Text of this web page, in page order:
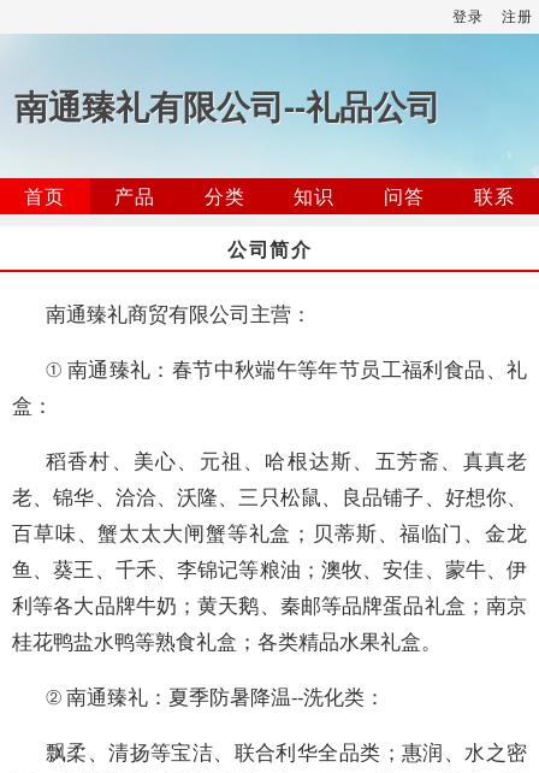
登录 注册
南通臻礼有限公司--礼品公司
首页 产品 分类 知识 问答
联系
公司简介
南通臻礼商贸有限公司主营：
① 南通臻礼：春节中秋端午等年节员工福利食品、礼
盒：
稻香村、美心、元祖、哈根达斯、五芳斋、真真老
老、锦华、洽洽、沃隆、三只松鼠、良品铺子、好想你、
百草味、蟹太太大闸蟹等礼盒；贝蒂斯、福临门、金龙
鱼、葵王、千禾、李锦记等粮油；澳牧、安佳、蒙牛、伊
利等各大品牌牛奶；黄天鹅、秦邮等品牌蛋品礼盒；南京
桂花鸭盐水鸭等熟食礼盒；各类精品水果礼盒。
② 南通臻礼：夏季防暑降温--洗化类：
飘柔、清扬等宝洁、联合利华全品类；惠润、水之密